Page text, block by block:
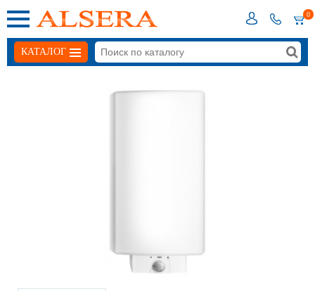
0
КАТАЛОГ